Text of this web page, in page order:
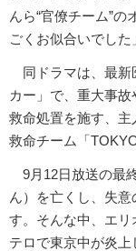
んら“官僚チーム”
ごくお似合いでした
同ドラマは、最新
カー」で、重大事
救命処置を施す、
救命チーム「
9月12日放送の最
ん）を亡くし、失
す。そんな中、エ
テロで東京中が炎